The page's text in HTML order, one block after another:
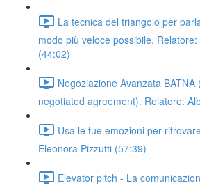
La tecnica del triangolo per
modo più veloce possibile.
(44:02)
Negoziazione Avanzata
negotiated agreement). Relatore:
Usa le tue emozioni per
Eleonora Pizzutti (57:39)
Elevator pitch - La